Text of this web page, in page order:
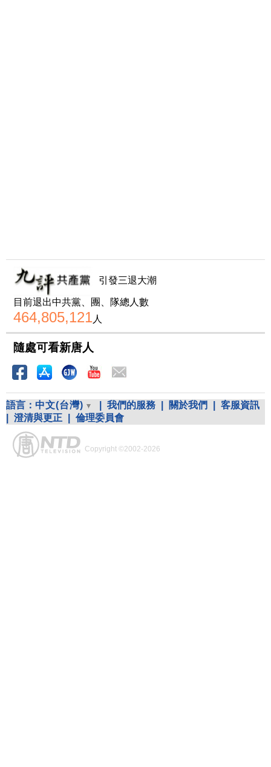
引發三退大潮
目前退出中共黨、團、隊總人數
464,805,121人
隨處可看新唐人
語言： 中文(台灣) 我們的服務 關於我們
客服資訊
澄清與更正 倫理委員會
Copyright ©2002-2026